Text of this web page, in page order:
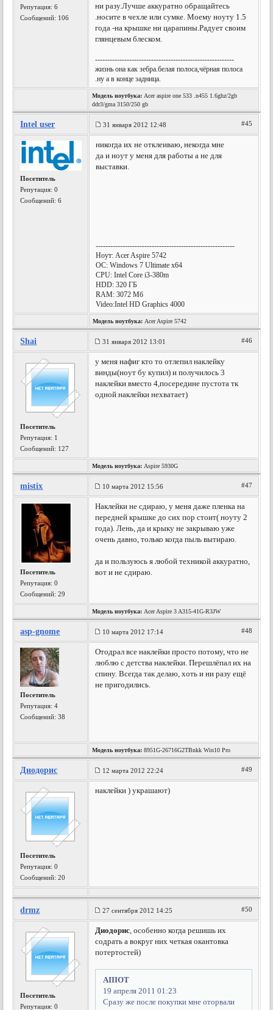
Репутация:6
Сообщений: 106
ни разу.Лучше аккуратно обращайтесь
.носите в чехле или сумке. Моему ноуту 1.5
года -на крышке ни царапины.Радует своим
глянцевым блеском.
---------------------------------------------------------
жизнь она как зебра.белая полоса,чёрная полоса
.ну а в конце задница.
Модель ноутбука: Acer aspire one 533 .n455 1.6ghz/2gb
ddr3/gma 3150/250 gb
Intel user 31 января 2012 12:48 #45
Посетитель
Репутация:0
Сообщений: 6
никогда их не отклеиваю, некогда мне
да и ноут у меня для работы а не для
выставки.
---------------------------------------------------------
Ноут: Acer Aspire 5742
OC: Windows 7 Ultimate x64
CPU: Intel Core i3-380m
HDD: 320 ГБ
RAM: 3072 Мб
Video:Intel HD Graphics 4000
Модель ноутбука: Acer Aspire 5742
Shai 31 января 2012 13:01 #46
Посетитель
Репутация: 1
Сообщений: 127
у меня нафиг кто то отлепил наклейку
винды(ноут бу купил) и получилось 3
наклейки вместо 4,посередине пустота тк
одной наклейки нехватает)
Модель ноутбука: Аspire 5930G
mistix 10 марта 2012 15:56 #47
Посетитель
Репутация:0
Сообщений: 29
Наклейки не сдираю, у меня даже пленка на
передней крышке до сих пор стоит( ноуту 2
года). Лень, да и крыку не закрываю уже
очень давно, только когда пыль вытираю.
да и пользуюсь я любой техникой аккуратно,
вот и не сдираю.
Модель ноутбука: Acer Aspire 3 A315-41G-R3JW
asp-gnome 10 марта 2012 17:14 #48
Посетитель
Репутация:4
Сообщений: 38
Отодрал все наклейки просто потому, что не
люблю с детства наклейки. Перешлёпал их на
спину. Всегда так делаю, хоть и ни разу ещё
не пригодились.
Модель ноутбука: 8951G-26716G2TBnkk Win10 Pro
Диодорис 12 марта 2012 22:24 #49
Посетитель
Репутация:0
Сообщений: 20
наклейки ) украшают)
drmz 27 сентября 2012 14:25 #50
Посетитель
Репутация:0
Диодорис, особенно когда решишь их
содрать а вокруг них четкая окантовка
потертостей)
AIIIOT
19 апреля 2011 01:23
Сразу же после покупки мне оторвали